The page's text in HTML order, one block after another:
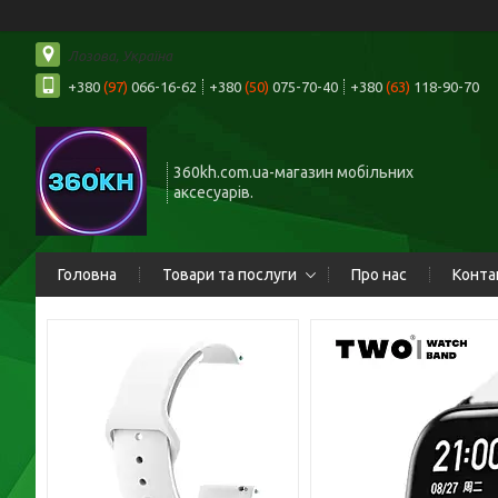
Лозова, Україна
+380 (97) 066-16-62 +380 (50) 075-70-40 +380 (63) 118-90-70
360kh.com.ua-магазин мобільних
аксесуарів.
Головна Товари та послуги Про нас